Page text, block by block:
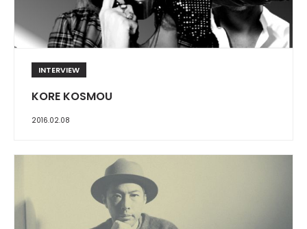
INTERVIEW
KORE KOSMOU
2016.02.08